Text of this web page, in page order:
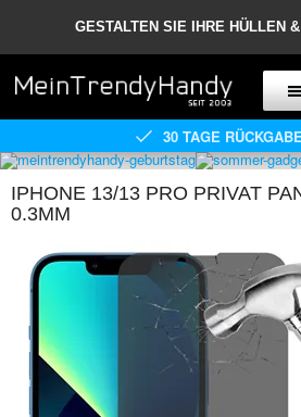
GESTALTEN SIE IHRE HÜLLEN
30 TAGE
IPHONE 13/13 PRO PRIVAT
0.3MM